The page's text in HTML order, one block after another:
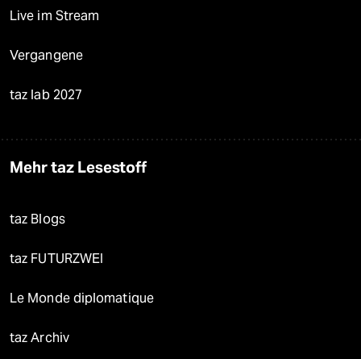
Live im Stream
Vergangene
taz lab 2027
Mehr taz Lesestoff
taz Blogs
taz FUTURZWEI
Le Monde diplomatique
taz Archiv